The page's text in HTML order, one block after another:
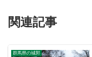
関連記事
群馬県の城郭